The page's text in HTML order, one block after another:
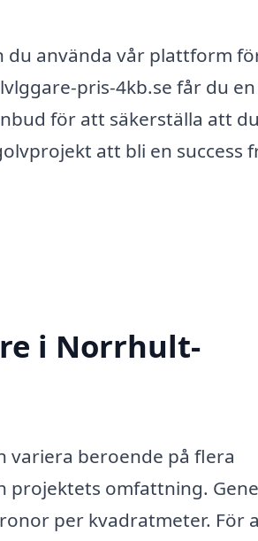
du använda vår plattform
pris-4kb.se får du en
för att säkerställa att
att bli en success
i Norrhult-
variera beroende på flera
projektets omfattning.
per kvadratmeter. För